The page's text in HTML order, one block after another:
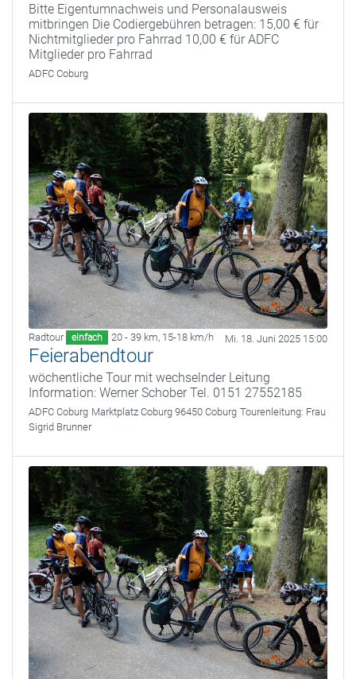
Bitte Eigentumnachweis und Personalausweis
mitbringen Die Codiergebühren betragen: 15,00 € für
Nichtmitglieder pro Fahrrad 10,00 € für ADFC
Mitglieder pro Fahrrad
ADFC Coburg
Radtour einfach 20 - 39 km, 15-18 km/h Mi. 18. Juni 2025 15:00
Feierabendtour
wöchentliche Tour mit wechselnder Leitung
Information: Werner Schober Tel. 0151 27552185
ADFC Coburg Marktplatz Coburg 96450 Coburg Tourenleitung: Frau
Sigrid Brunner